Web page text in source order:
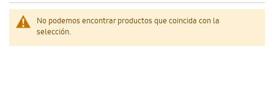
No podemos encontrar productos que coincida con la
selección.